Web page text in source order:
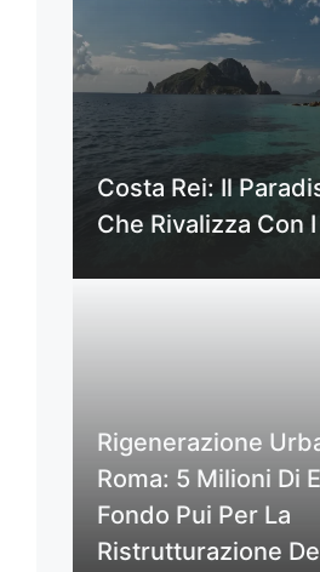
Costa Rei: Il
Che Rivalizza Con
Rigenerazione
Roma: 5 Milioni Di
Fondo Pui Per La
Ristrutturazione